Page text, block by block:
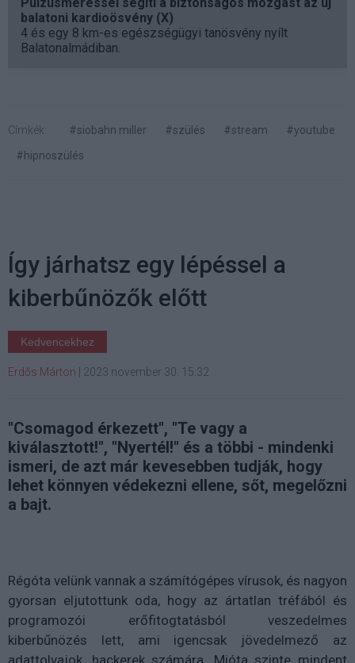
balatoni kardioösvény (X)
4 és egy 8 km-es egészségügyi tanösvény nyílt
Balatonalmádiban.
Címkék: #siobahn miller #szülés #stream
#youtube
#hipnoszülés
Így járhatsz egy lépéssel a
kiberbűnözők előtt
Kedvencekhez
Erdős Márton 2023 november 30. 15:32
"Csomagod érkezett", "Te vagy a
kiválasztott!", "Nyertél!" és a többi - mindenki
ismeri, de azt már kevesebben tudják, hogy
lehet könnyen védekezni ellene, sőt, megelőzni
a bajt.
Régóta velünk vannak a számítógépes vírusok, és nagyon
gyorsan eljutottunk oda, hogy az ártatlan tréfából és
programozói erőfitogtatásból veszedelmes
kiberbűnözés lett, ami igencsak jövedelmező az
adattolvajok, hackerek számára. Mióta szinte mindent